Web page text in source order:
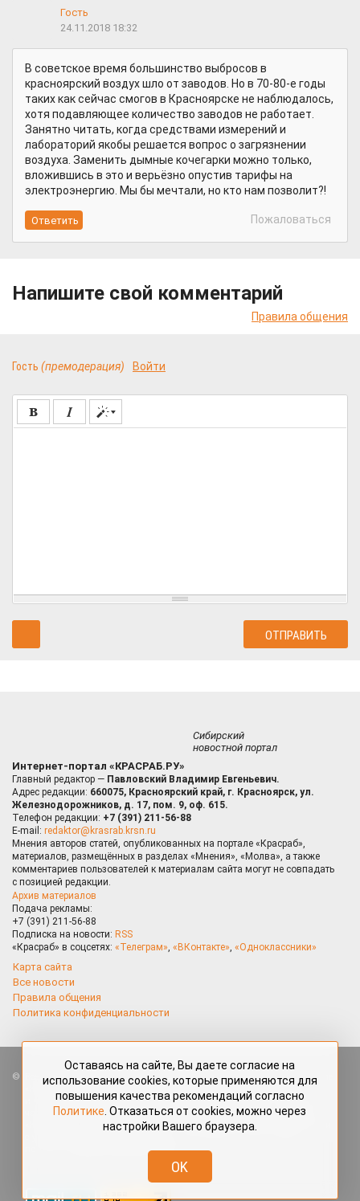
Гость
24.11.2018 18:32
В советское время большинство выбросов в
красноярский воздух шло от заводов. Но в 70-80-е годы
таких как сейчас смогов в Красноярске не наблюдалось,
хотя подавляющее количество заводов не работает.
Занятно читать, когда средствами измерений и
лабораторий якобы решается вопрос о загрязнении
воздуха. Заменить дымные кочегарки можно только,
вложившись в это и верьёзно опустив тарифы на
электроэнергию. Мы бы мечтали, но кто нам позволит?!
Пожаловаться
Напишите свой комментарий
Правила общения
Гость (премодерация) Войти
Сибирский
новостной портал
Интернет-портал «КРАСРАБ.РУ»
Главный редактор — Павловский Владимир Евгеньевич.
Адрес редакции: 660075, Красноярский край, г. Красноярск, ул.
Железнодорожников, д. 17, пом. 9, оф. 615.
Телефон редакции: +7 (391) 211-56-88
E-mail: redaktor@krasrab.krsn.ru
Мнения авторов статей, опубликованных на портале «Красраб»,
материалов, размещённых в разделах «Мнения», «Молва», а также
комментариев пользователей к материалам сайта могут не совпадать
с позицией редакции.
Архив материалов
Подача рекламы:
+7 (391) 211-56-88
Подписка на новости: RSS
«Красраб» в соцсетях: «Телеграм», «ВКонтакте», «Одноклассники»
Карта сайта
Все новости
Правила общения
Политика конфиденциальности
Все права защищены. Любые материалы, размещённые на портале
«Красраб.ру» сотрудниками редакции, нештатными авторами
и читателями, являются объектами авторского права. Полное или
частичное использование материалов, размещённых на портале
«Красраб.ру», допускается только с письменного согласия редакции
redaktor@krasrab.krsn.ru.
Оставаясь на сайте, Вы даете согласие на
использование cookies, которые применяются для
повышения качества рекомендаций согласно
Политике . Отказаться от cookies, можно через
настройки Вашего браузера.
OK